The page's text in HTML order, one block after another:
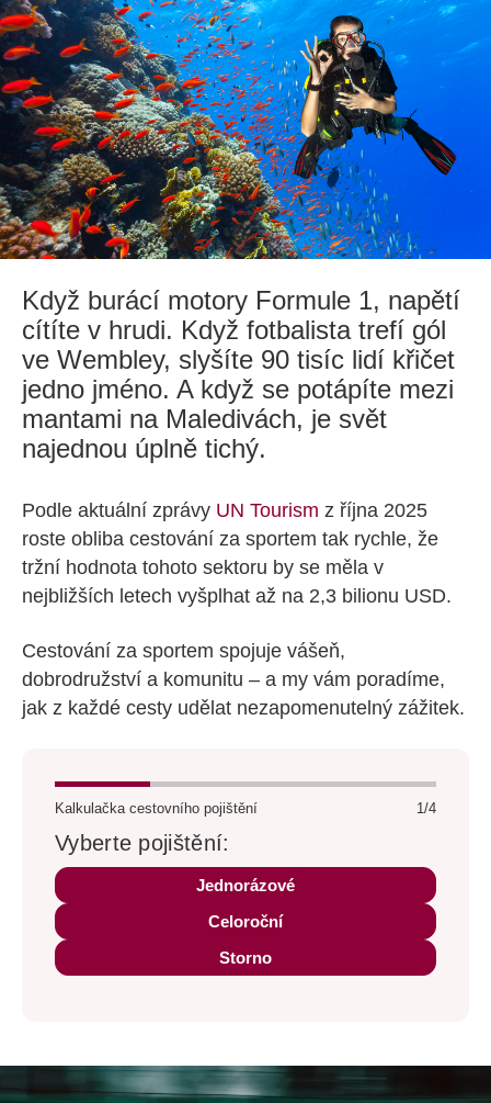
Když burácí motory Formule 1, napětí
cítíte v hrudi. Když fotbalista trefí gól
ve Wembley, slyšíte 90 tisíc lidí křičet
jedno jméno. A když se potápíte mezi
mantami na Maledivách, je svět
najednou úplně tichý.
Podle aktuální zprávy UN Tourism z října 2025
roste obliba cestování za sportem tak rychle, že
tržní hodnota tohoto sektoru by se měla v
nejbližších letech vyšplhat až na 2,3 bilionu USD.
Cestování za sportem spojuje vášeň,
dobrodružství a komunitu – a my vám poradíme,
jak z každé cesty udělat nezapomenutelný zážitek.
Kalkulačka cestovního pojištění 1/4
Vyberte pojištění:
Jednorázové
Celoroční
Storno